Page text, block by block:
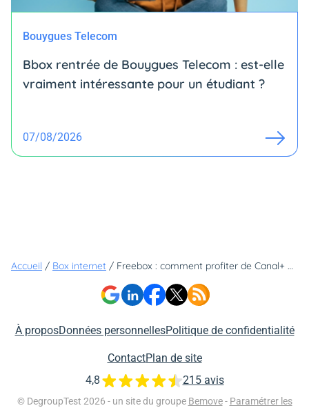
Bouygues Telecom
Bbox rentrée de Bouygues Telecom : est-elle
vraiment intéressante pour un étudiant ?
07/08/2026
Accueil / Box internet / Freebox : comment profiter de Canal+ gratuitement… sans mauvaise surprise ?
À proposDonnées personnellesPolitique de confidentialité
ContactPlan de site
© DegroupTest 2026 - un site du groupe Bemove - Paramétrer les
4,8 215 avis